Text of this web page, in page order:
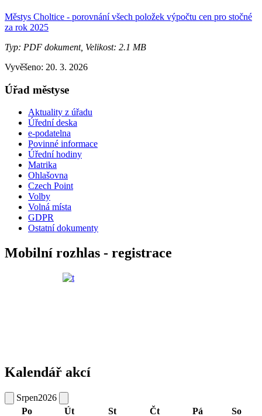
Městys Choltice - porovnání všech položek výpočtu cen pro stočné
za rok 2025
Typ: PDF dokument, Velikost: 2.1 MB
Vyvěšeno: 20. 3. 2026
Úřad městyse
Aktuality z úřadu
Úřední deska
e-podatelna
Povinné informace
Úřední hodiny
Matrika
Ohlašovna
Czech Point
Volby
Volná místa
GDPR
Ostatní dokumenty
Mobilní rozhlas - registrace
Kalendář akcí
Srpen2026
Po
Út St Čt Pá So